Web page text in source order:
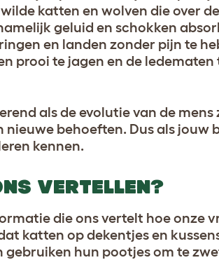
katten en wolven die over
geluid en schokken
en landen zonder pijn te
prooi te jagen en de
als de evolutie van de mens
behoeften. Dus als jouw
kennen.
VERTELLEN?
die ons vertelt hoe onze
katten op dekentjes en
gebruiken hun pootjes om te